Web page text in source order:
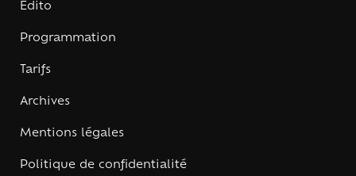
Édito
Programmation
Tarifs
Archives
Mentions légales
Politique de confidentialité